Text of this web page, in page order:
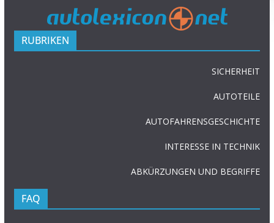
RUBRIKEN
SICHERHEIT
AUTOTEILE
AUTOFAHRENSGESCHICHTE
INTERESSE IN TECHNIK
ABKÜRZUNGEN UND BEGRIFFE
FAQ